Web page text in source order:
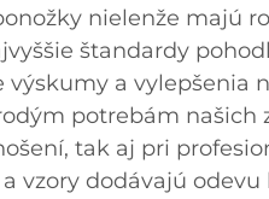
nielenže majú
štandardy
výskumy a vylepšenia
potrebám našich
tak aj pri
vzory dodávajú odevu